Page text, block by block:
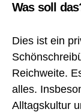
Was soll
Dies ist ein
Reichweite.
alles.
Alltagskultur